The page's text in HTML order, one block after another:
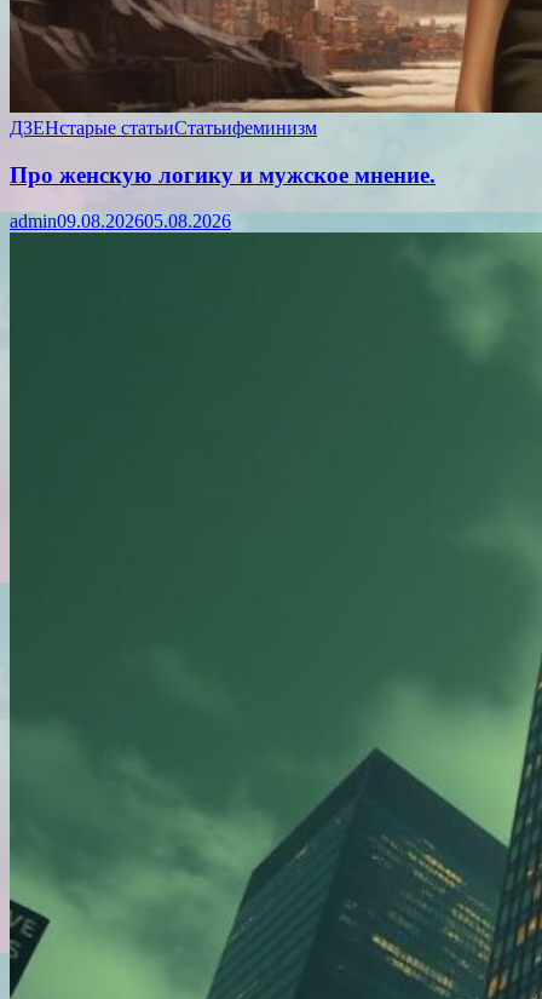
ДЗЕНстарые статьиСтатьифеминизм
Про женскую логику и мужское мнение.
admin09.08.202605.08.2026